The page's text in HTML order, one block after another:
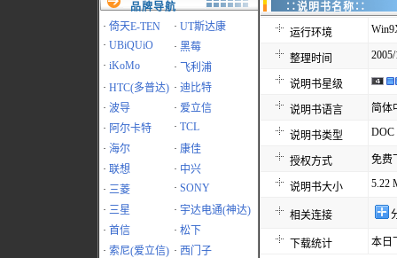
品牌导航
· 倚天E-TEN · UT斯达康
· UBiQUiO · 黑莓
· iKoMo ·
飞利浦
· HTC(多普达) · 迪比特
· 波导 · 爱立信
· 阿尔卡特 · TCL
· 海尔 · 康佳
· 联想 · 中兴
· 三菱 · SONY
· 三星 · 宇达电通(神达)
· 首信 · 松下
· 索尼(爱立信) · 西门子
∷说明书名
运行环境
整理时间
说明书星级
说明书语言 简体
说明书类型 DOC
授权方式 免费
说明书大小 5.22
相关连接
下载统计 本日